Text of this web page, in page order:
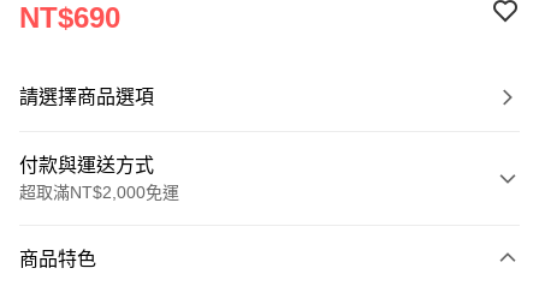
NT$690
請選擇商品選項
付款與運送方式
超取滿NT$2,000免運
信用卡一次付款
商品特色